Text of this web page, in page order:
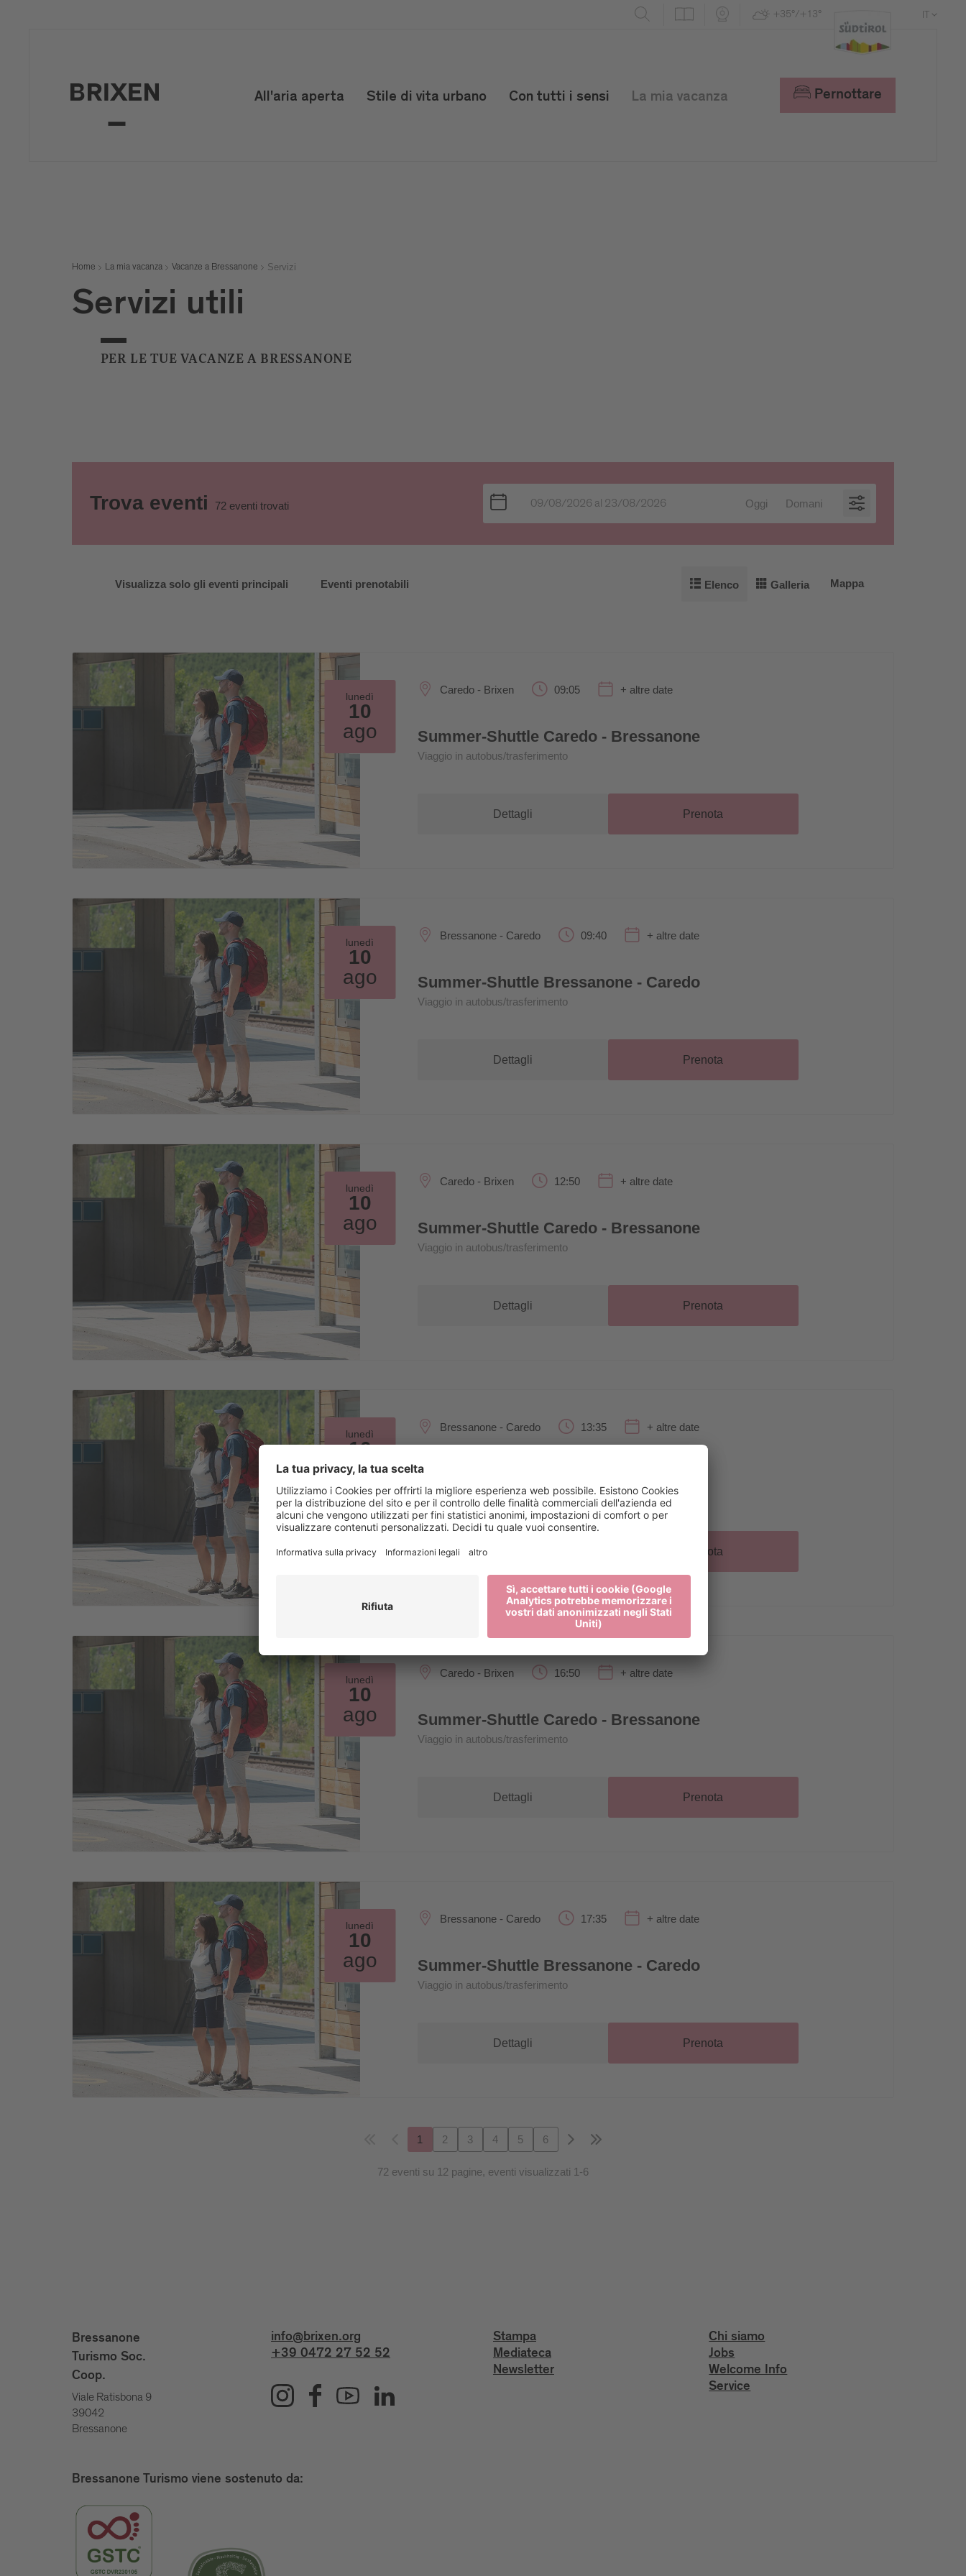
+35°/+13° IT
All'aria aperta Stile di vita urbano Con tutti i sensi La mia vacanza Pernottare
Home La mia vacanza Vacanze a Bressanone Servizi
Servizi utili
PER LE TUE VACANZE A BRESSANONE
Trova eventi 72 eventi trovati Oggi Domani
Visualizza solo gli eventi principali Eventi prenotabili Elenco Galleria Mappa
lunedì
10
ago
Caredo - Brixen 09:05 + altre date
Summer-Shuttle Caredo - Bressanone
Viaggio in autobus/trasferimento
Dettagli Prenota
lunedì
10
ago
Bressanone - Caredo 09:40 + altre date
Summer-Shuttle Bressanone - Caredo
Viaggio in autobus/trasferimento
Dettagli Prenota
lunedì
10
ago
Caredo - Brixen 12:50 + altre date
Summer-Shuttle Caredo - Bressanone
Viaggio in autobus/trasferimento
Dettagli Prenota
lunedì
10
ago
Bressanone - Caredo 13:35 + altre date
Summer-Shuttle Bressanone - Caredo
Viaggio in autobus/trasferimento
Prenota
lunedì
10
ago
Caredo - Brixen 16:50 + altre date
Summer-Shuttle Caredo - Bressanone
Viaggio in autobus/trasferimento
Dettagli Prenota
lunedì
10
ago
Bressanone - Caredo 17:35 + altre date
Summer-Shuttle Bressanone - Caredo
Viaggio in autobus/trasferimento
Dettagli Prenota
1 2 3 4 5 6
72 eventi su 12 pagine, eventi visualizzati 1-6
Bressanone
Turismo Soc.
Coop.
Viale Ratisbona 9
39042
Bressanone
info@brixen.org
+39 0472 27 52 52
Stampa
Mediateca
Newsletter
Chi siamo
Jobs
Welcome Info
Service
Bressanone Turismo viene sostenuto da: